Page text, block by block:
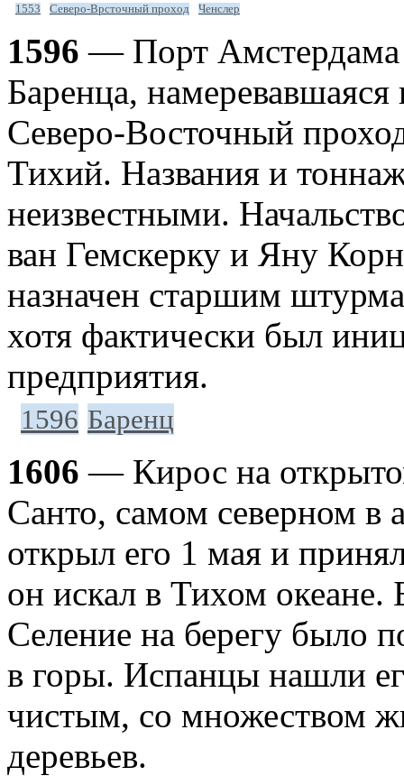
1553 Северо-Врсточный проход Ченслер
1596 — Порт Амстердама
Баренца,
Северо-Восточный
Тихий. Названия и
неизвестными.
ван Гемскерку и Яну
назначен старшим
хотя фактически был
предприятия.
1596 Баренц
1606 — Кирос на
Санто, самом северном в
открыл его 1 мая и
он искал в Тихом
Селение на берегу было
в горы. Испанцы нашли
чистым, со множеством
деревьев.